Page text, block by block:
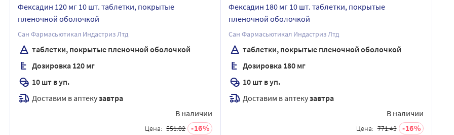
Фексадин 120 мг 10 шт. таблетки, покрытые
пленочной оболочкой
Сан Фармасьютикал Индастриз Лтд
таблетки, покрытые пленочной оболочкой
Дозировка 120 мг
10 шт в уп.
Доставим в аптекузавтра
В наличии
Цена: 551.02 16
Фексадин 180 мг 10 шт. таблетки, покрытые
пленочной оболочкой
Сан Фармасьютикал Индастриз Лтд
таблетки, покрытые пленочной оболочкой
Дозировка 180 мг
10 шт в уп.
Доставим в аптекузавтра
В наличии
Цена: 771.43 16